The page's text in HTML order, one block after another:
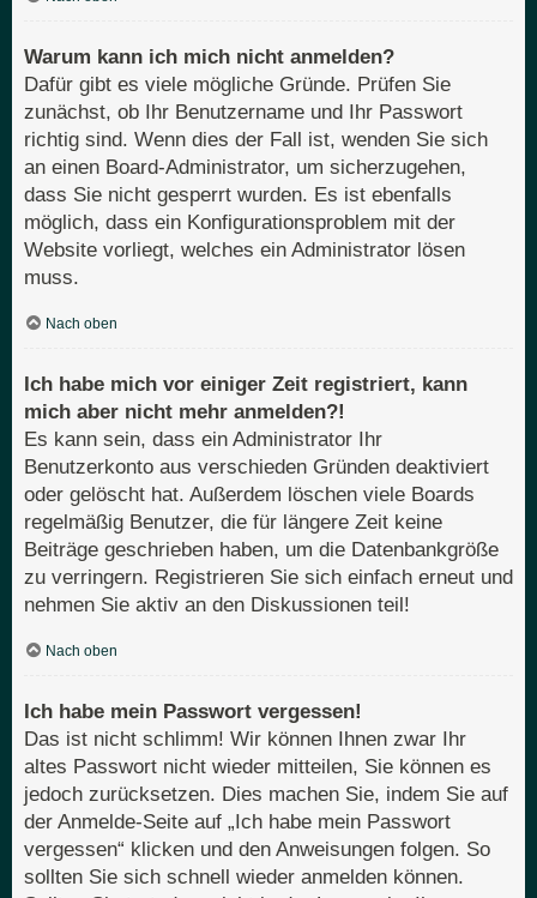
Warum kann ich mich nicht anmelden?
Dafür gibt es viele mögliche Gründe. Prüfen Sie
zunächst, ob Ihr Benutzername und Ihr Passwort
richtig sind. Wenn dies der Fall ist, wenden Sie sich
an einen Board-Administrator, um sicherzugehen,
dass Sie nicht gesperrt wurden. Es ist ebenfalls
möglich, dass ein Konfigurationsproblem mit der
Website vorliegt, welches ein Administrator lösen
muss.
Nach oben
Ich habe mich vor einiger Zeit registriert, kann
mich aber nicht mehr anmelden?!
Es kann sein, dass ein Administrator Ihr
Benutzerkonto aus verschieden Gründen deaktiviert
oder gelöscht hat. Außerdem löschen viele Boards
regelmäßig Benutzer, die für längere Zeit keine
Beiträge geschrieben haben, um die Datenbankgröße
zu verringern. Registrieren Sie sich einfach erneut und
nehmen Sie aktiv an den Diskussionen teil!
Nach oben
Ich habe mein Passwort vergessen!
Das ist nicht schlimm! Wir können Ihnen zwar Ihr
altes Passwort nicht wieder mitteilen, Sie können es
jedoch zurücksetzen. Dies machen Sie, indem Sie auf
der Anmelde-Seite auf „Ich habe mein Passwort
vergessen“ klicken und den Anweisungen folgen. So
sollten Sie sich schnell wieder anmelden können.